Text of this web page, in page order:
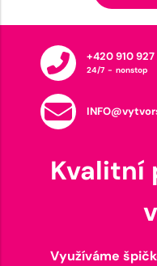
+420 910 927
24/7 - nonstop
Kvalitní
Využíváme